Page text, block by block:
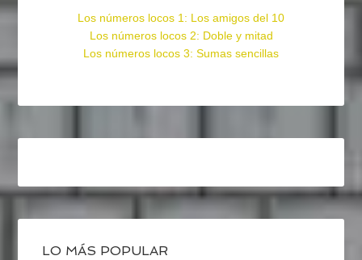
Los números locos 1: Los amigos del 10
Los números locos 2: Doble y mitad
Los números locos 3: Sumas sencillas
LO MÁS POPULAR